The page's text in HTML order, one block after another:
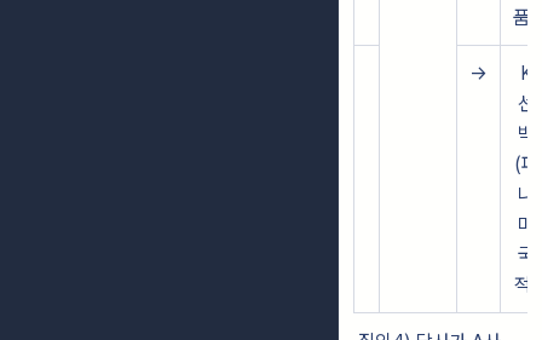
품
→
K
선
박
(파
나
마
국
적)